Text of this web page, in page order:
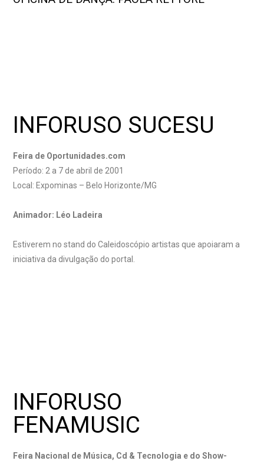
INFORUSO SUCESU
Feira de Oportunidades.com
Período: 2 a 7 de abril de 2001
Local: Expominas – Belo Horizonte/MG
Animador: Léo Ladeira
Estiverem no stand do Caleidoscópio artistas que apoiaram a
iniciativa da divulgação do portal.
INFORUSO
FENAMUSIC
Feira Nacional de Música, Cd & Tecnologia e do Show-